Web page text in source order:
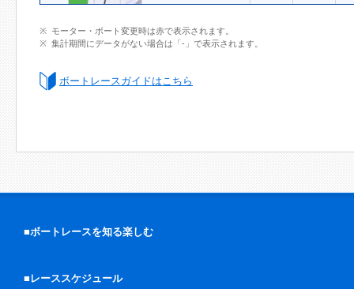
モーター・ボート変更時は赤で表示されます。
集計期間にデータがない場合は「-」で表示されます。
ボートレースガイドはこちら
■ボートレースを知る楽しむ
■レーススケジュール